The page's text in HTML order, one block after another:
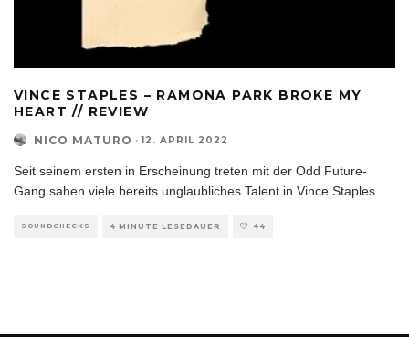
VINCE STAPLES – RAMONA PARK BROKE MY
HEART // REVIEW
NICO MATURO · 12. APRIL 2022
Seit seinem ersten in Erscheinung treten mit der Odd Future-
Gang sahen viele bereits unglaubliches Talent in Vince Staples.
SOUNDCHECKS 4 MINUTE LESEDAUER 44